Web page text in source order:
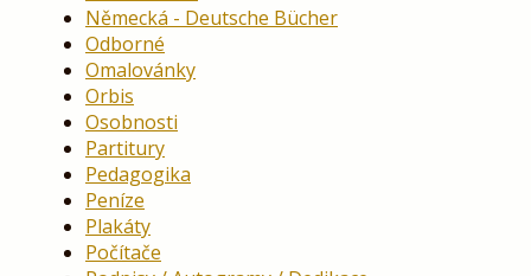
Německá - Deutsche Bücher
Odborné
Omalovánky
Orbis
Osobnosti
Partitury
Pedagogika
Peníze
Plakáty
Počítače